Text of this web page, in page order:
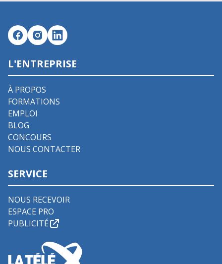
L'ENTREPRISE
À PROPOS
FORMATIONS
EMPLOI
BLOG
CONCOURS
NOUS CONTACTER
SERVICE
NOUS RECEVOIR
ESPACE PRO
PUBLICITÉ